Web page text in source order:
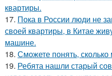
квартиры.
17. Пока в России люди не
своей квартиры, в Китае
машине.
18. Сможете понять, сколько
19. Ребята нашли старый